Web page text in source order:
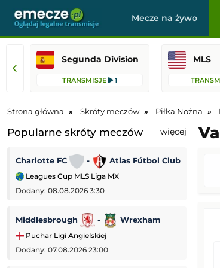
Mecze na żywo
Segunda Division
TRANSMISJE 1
MLS
Strona główna Skróty meczów Piłka Nożna
Popularne skróty meczów więcej
Charlotte FC - Atlas Fútbol Club
Leagues Cup MLS Liga MX
Dodany: 08.08.2026 3:30
Middlesbrough - Wrexham
Puchar Ligi Angielskiej
Dodany: 07.08.2026 23:00
2.